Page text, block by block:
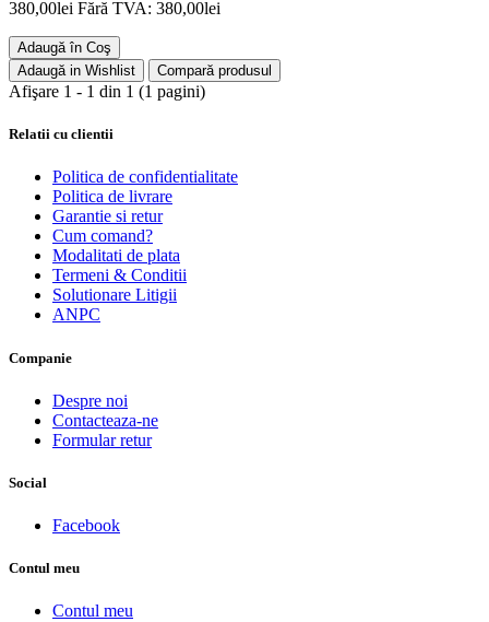
380,00lei Fără TVA: 380,00lei
Adaugă în Coş
Adaugă in Wishlist
Compară produsul
Afişare 1 - 1 din 1 (1 pagini)
Relatii cu clientii
Politica de confidentialitate
Politica de livrare
Garantie si retur
Cum comand?
Modalitati de plata
Termeni & Conditii
Solutionare Litigii
ANPC
Companie
Despre noi
Contacteaza-ne
Formular retur
Social
Facebook
Contul meu
Contul meu